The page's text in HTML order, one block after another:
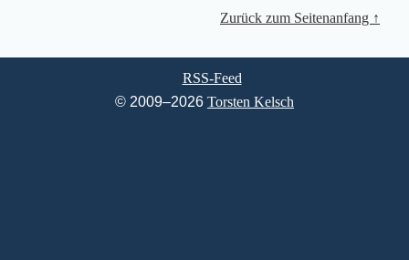
Zurück zum Seitenanfang ↑
RSS-Feed
© 2009–2026 Torsten Kelsch